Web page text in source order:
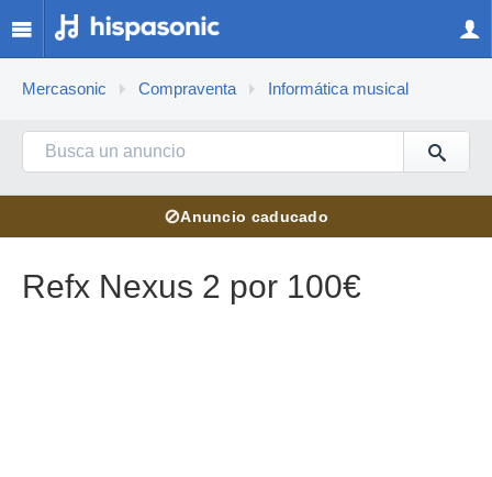
Mercasonic Compraventa Informática musical
⊘Anuncio caducado
Refx Nexus 2 por 100€